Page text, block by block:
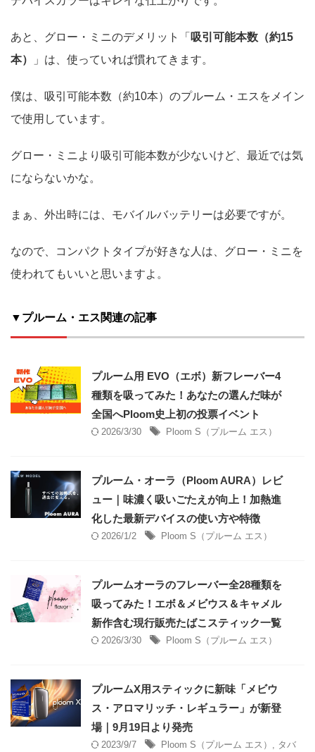
あと、グロー・ミニのデメリット「 吸引可能本数（約15
本）
」は、使っていれば慣れてきます。
僕は、吸引可能本数（約10本）のプルーム・エスをメイン
で使用しています。
グロー・ミニより吸引可能本数が少ないけど、最近では気
にならないかな。
まぁ、外出時には、モバイルバッテリーは必要ですが。
なので、コンパクトタイプが好きな人は、グロー・ミニを
使われてもいいと思いますよ。
▼プルーム・エス関連の記事
プルーム用 EVO（エボ）新フレーバー4
種類を吸ってみた！あなたの選んだ味が
全国へPloom史上初の投票イベント
2026/3/30 Ploom S（プルーム エス）
プルーム・オーラ（Ploom AURA）レビ
ュー｜味濃く吸いごたえが向上！加熱進
化した最新デバイスの使い方や特徴
2026/1/2 Ploom S（プルーム エス）
プルームオーラのフレーバー全28種類を
吸ってみた！エボ＆メビウス＆キャメル
新作含む現行販売たばこスティック一覧
2026/3/30 Ploom S（プルーム エス）
プルームX用スティックに新味「メビウ
ス・アロマリッチ・レギュラー」が新登
場｜9月19日より発売
2023/9/7 Ploom S（プルーム エス）
タバ